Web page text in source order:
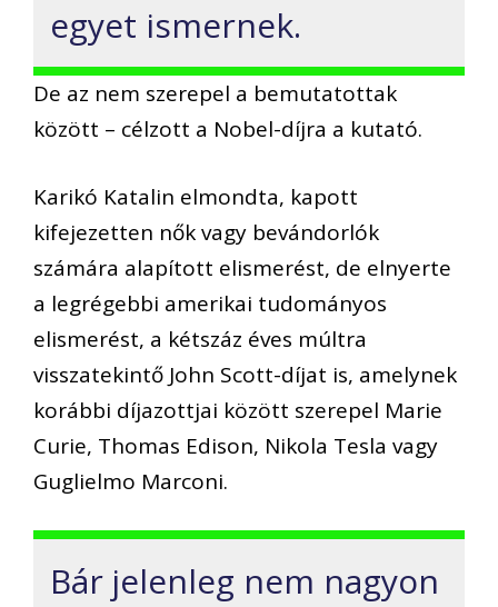
egyet ismernek.
De az nem szerepel a bemutatottak
között – célzott a Nobel-díjra a kutató.
Karikó Katalin elmondta, kapott
kifejezetten nők vagy bevándorlók
számára alapított elismerést, de elnyerte
a legrégebbi amerikai tudományos
elismerést, a kétszáz éves múltra
visszatekintő John Scott-díjat is, amelynek
korábbi díjazottjai között szerepel Marie
Curie, Thomas Edison, Nikola Tesla vagy
Guglielmo Marconi.
Bár jelenleg nem nagyon